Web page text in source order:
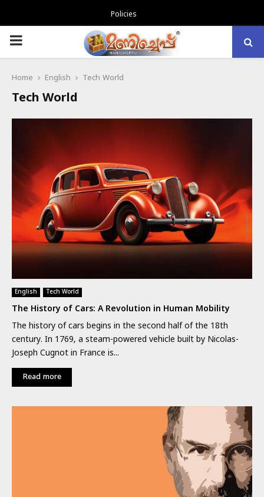
Policies
PRIMARY
MENU
Home English Tech World
Tech World
English Tech World
The History of Cars: A Revolution in Human Mobility
The history of cars begins in the second half of the 18th
century. In 1769, a steam-powered vehicle built by Nicolas-
Joseph Cugnot in France is...
Read more